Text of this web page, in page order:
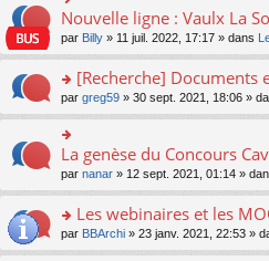
nt
s
c
e
nt
o
lu
pl
u
s
ré
c
e
nt
g
e
n
o
lu
pl
u
s
ré
e
nt
e
s
g
e
n
o
n
le
u
s
ré
ult
er
le
m
e
s
a
e
n
o
n
le
o
n
er
le
m
e
s
a
g
e
n
o
Nouvelle ligne : Vaulx La
par Billy » 11 juil. 2022, 17:17 » dans
o
n
s
ult
er
le
m
e
s
[Recherche] Documents
par greg59 » 30 sept. 2021, 18:06 »
n
er
le
m
La genèse du Concours
par nanar » 12 sept. 2021, 01:14 »
o
n
Les webinaires et les
par BBArchi » 23 janv. 2021, 22:53 »